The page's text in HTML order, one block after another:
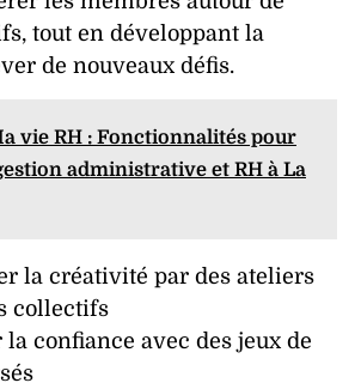
tout en développant la
de nouveaux défis.
vie RH : Fonctionnalités pour
administrative et RH à La
la créativité par des ateliers
collectifs
confiance avec des jeux de